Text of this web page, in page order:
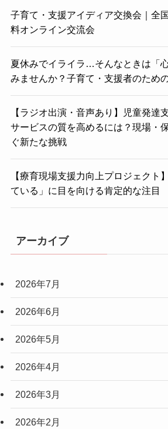
子育て・支援アイディア交換会｜全
料オンライン交流会
夏休みでイライラ…そんなときは「
みませんか？子育て・支援者のため
【ラジオ出演・音声あり】児童発達
サービスの質を高めるには？現場・
ぐ新たな挑戦
【療育現場支援力向上プロジェクト
ている」に目を向ける肯定的な注目
アーカイブ
2026年7月
2026年6月
2026年5月
2026年4月
2026年3月
2026年2月